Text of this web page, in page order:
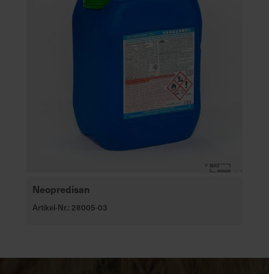
Neopredisan
Artikel-Nr.: 28005-03